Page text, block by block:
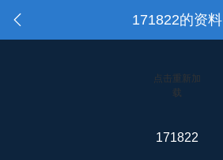
171822的资料
点击重新加
载
171822